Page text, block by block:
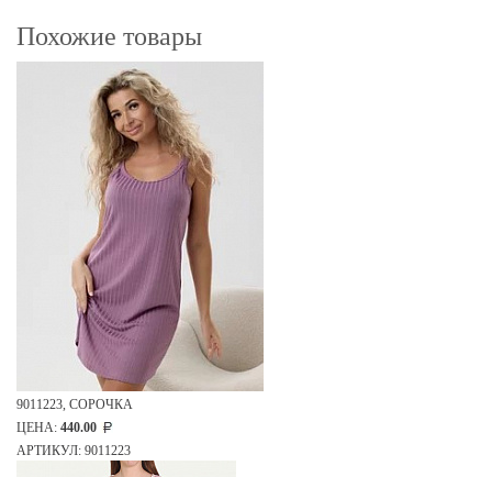
Похожие товары
9011223, СОРОЧКА
ЦЕНА: 440.00
АРТИКУЛ: 9011223